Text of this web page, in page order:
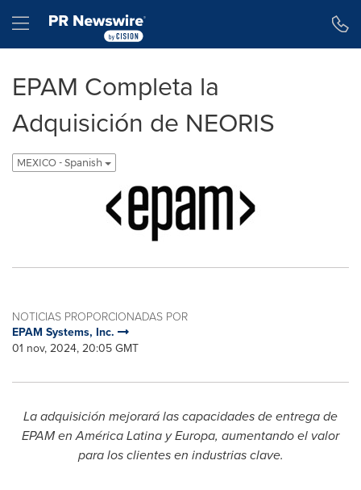
Hamburger menu
EPAM Completa la
Adquisición de NEORIS
MEXICO - Spanish
NOTICIAS PROPORCIONADAS POR
EPAM Systems, Inc.
01 nov, 2024, 20:05 GMT
La adquisición mejorará las capacidades de entrega de
EPAM en América Latina y Europa, aumentando el valor
para los clientes en industrias clave.